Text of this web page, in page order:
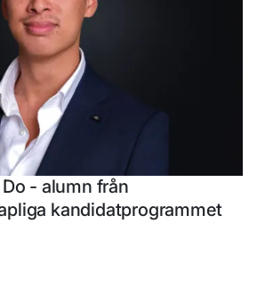
- alumn från
kandidatprogrammet